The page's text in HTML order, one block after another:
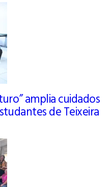
amplia cuidados
de Teixeira